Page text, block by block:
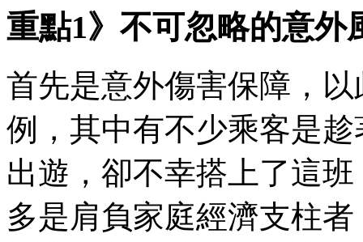
重點1》不可忽略的意外
首先是意外傷害保障，
例，其中有不少乘客是
出遊，卻不幸搭上了這
多是肩負家庭經濟支柱